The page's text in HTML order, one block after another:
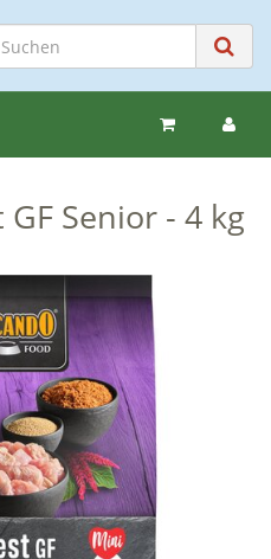
Senior - 4 kg